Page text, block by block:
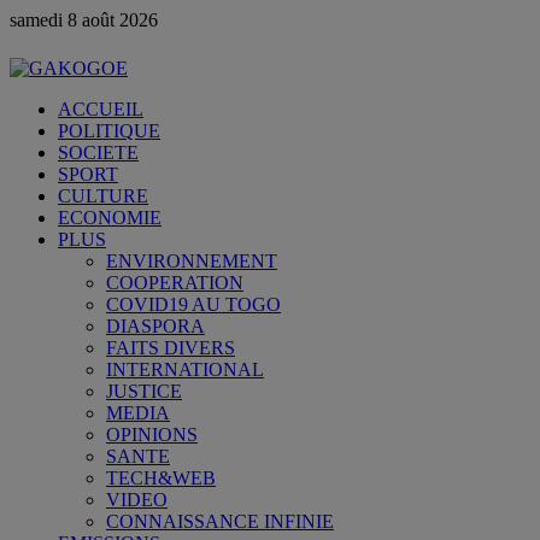
samedi 8 août 2026
ACCUEIL
POLITIQUE
SOCIETE
SPORT
CULTURE
ECONOMIE
PLUS
ENVIRONNEMENT
COOPERATION
COVID19 AU TOGO
DIASPORA
FAITS DIVERS
INTERNATIONAL
JUSTICE
MEDIA
OPINIONS
SANTE
TECH&WEB
VIDEO
CONNAISSANCE INFINIE